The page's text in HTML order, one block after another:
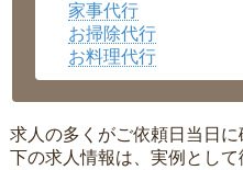
家事代行
お掃除代行
お料理代行
求人の多くがご依頼日当日
下の求人情報は、実例として